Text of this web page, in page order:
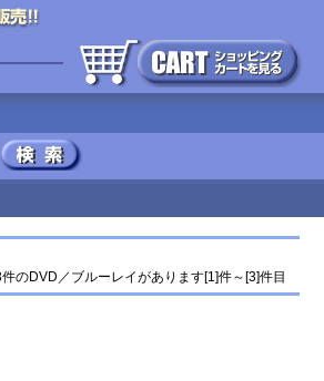
のDVD／ブルーレイがあります[1]件～[3]件目